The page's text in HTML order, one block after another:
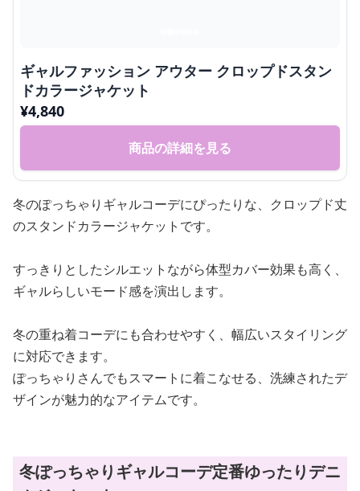
ギャルファッション アウター クロップドスタン
ドカラージャケット
¥4,840
商品の詳細を見る
冬のぽっちゃりギャルコーデにぴったりな、クロップド丈
のスタンドカラージャケットです。
すっきりとしたシルエットながら体型カバー効果も高く、
ギャルらしいモード感を演出します。
冬の重ね着コーデにも合わせやすく、幅広いスタイリング
に対応できます。
ぽっちゃりさんでもスマートに着こなせる、洗練されたデ
ザインが魅力的なアイテムです。
冬ぽっちゃりギャルコーデ定番ゆったりデニ